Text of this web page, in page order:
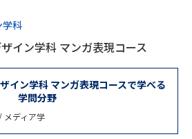
大学院の資料請求
大学入学共通テスト「受験案
内」の請求
の
学科
イン学科 マンガ表現コース
イン学科 マンガ表現コースで学べる
学問分野
メディア学